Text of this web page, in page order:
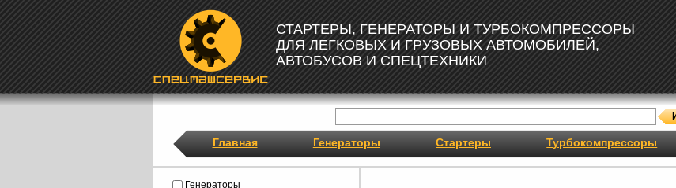
СТАРТЕРЫ, ГЕНЕРАТОРЫ И ТУРБОКОМПРЕССОРЫ
ДЛЯ ЛЕГКОВЫХ И ГРУЗОВЫХ АВТОМОБИЛЕЙ,
АВТОБУСОВ И СПЕЦТЕХНИКИ
Главная Генераторы Стартеры Турбокомпрессоры
Генераторы